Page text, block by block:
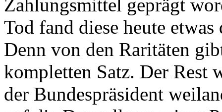
Zahlungsmittel geprägt
Tod fand diese heute
Denn von den Raritäten
kompletten Satz. Der Rest
der Bundespräsident